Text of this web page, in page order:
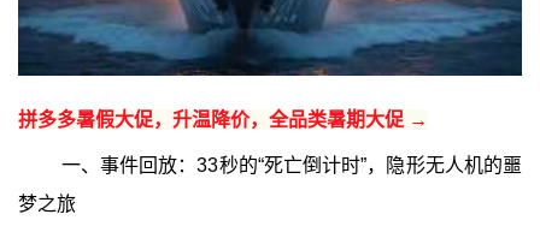
拼多多暑假大促，升温降价，全品类暑期大促 →
一、事件回放：33秒的“死亡倒计时”，隐形无人机的噩
梦之旅